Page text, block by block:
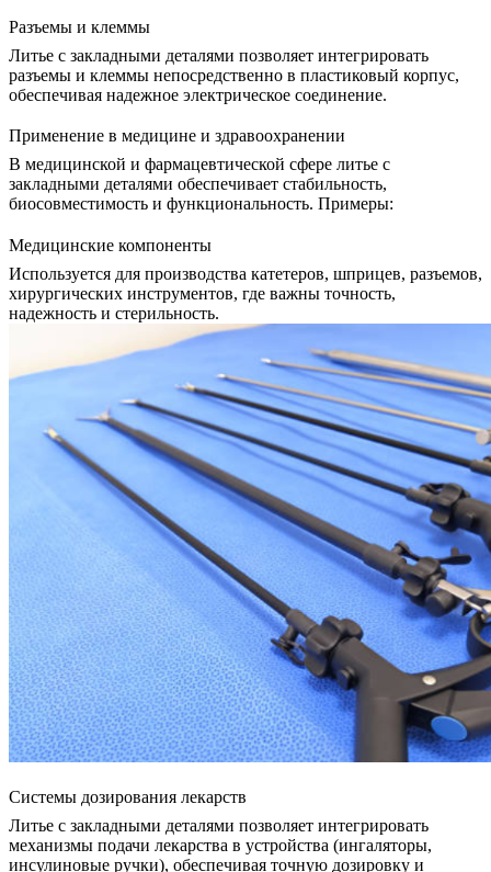
Разъемы и клеммы
Литье с закладными деталями позволяет интегрировать
разъемы и клеммы непосредственно в пластиковый корпус,
обеспечивая надежное электрическое соединение.
Применение в медицине и здравоохранении
В медицинской и фармацевтической сфере литье с
закладными деталями обеспечивает стабильность,
биосовместимость и функциональность. Примеры:
Медицинские компоненты
Используется для производства катетеров, шприцев, разъемов,
хирургических инструментов, где важны точность,
надежность и стерильность.
Системы дозирования лекарств
Литье с закладными деталями позволяет интегрировать
механизмы подачи лекарства в устройства (ингаляторы,
инсулиновые ручки), обеспечивая точную дозировку и